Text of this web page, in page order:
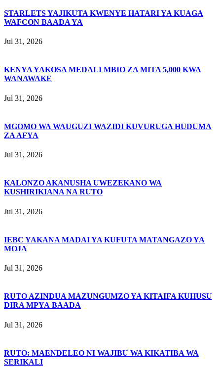
STARLETS YAJIKUTA KWENYE HATARI YA KUAGA
WAFCON BAADA YA
Jul 31, 2026
KENYA YAKOSA MEDALI MBIO ZA MITA 5,000 KWA
WANAWAKE
Jul 31, 2026
MGOMO WA WAUGUZI WAZIDI KUVURUGA HUDUMA
ZA AFYA
Jul 31, 2026
KALONZO AKANUSHA UWEZEKANO WA
KUSHIRIKIANA NA RUTO
Jul 31, 2026
IEBC YAKANA MADAI YA KUFUTA MATANGAZO YA
MOJA
Jul 31, 2026
RUTO AZINDUA MAZUNGUMZO YA KITAIFA KUHUSU
DIRA MPYA BAADA
Jul 31, 2026
RUTO: MAENDELEO NI WAJIBU WA KIKATIBA WA
SERIKALI